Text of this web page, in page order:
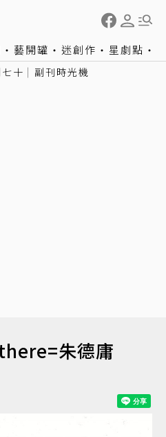
藝開罐 迷創作 星劇點
十 副刊時光機
朱德庸